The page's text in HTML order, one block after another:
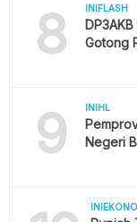
8 INIFLASH
Gotong
9 INIHL
Negeri